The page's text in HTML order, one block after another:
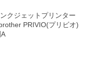
クジェットプリンター
PRIVIO(プリビオ)